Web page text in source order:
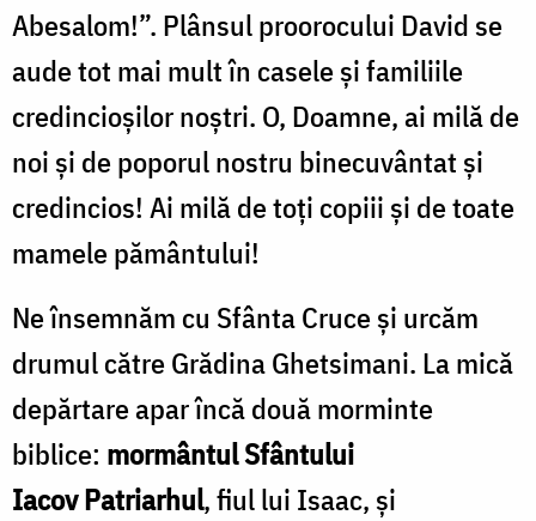
Abesalom!”. Plânsul proorocului David se
aude tot mai mult în casele şi familiile
credincioşilor noştri. O, Doamne, ai milă de
noi şi de poporul nostru binecuvântat şi
credincios! Ai milă de toţi copiii şi de toate
mamele pământului!
Ne însemnăm cu Sfânta Cruce şi urcăm
drumul către Grădina Ghetsimani. La mică
depărtare apar încă două morminte
biblice: mormântul Sfântului
Iacov Patriarhul, fiul lui Isaac, şi